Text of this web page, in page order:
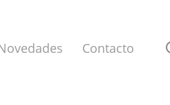
Contacto